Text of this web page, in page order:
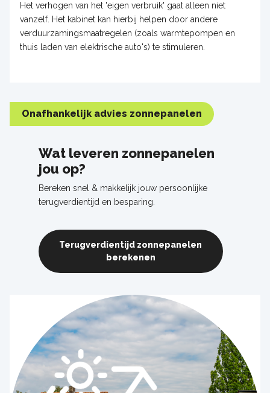
Het verhogen van het 'eigen verbruik' gaat alleen niet
vanzelf. Het kabinet kan hierbij helpen door andere
verduurzamingsmaatregelen (zoals warmtepompen en
thuis laden van elektrische auto's) te stimuleren.
Onafhankelijk advies zonnepanelen
Wat leveren zonnepanelen
jou op?
Bereken snel & makkelijk jouw persoonlijke
terugverdientijd en besparing.
Terugverdientijd zonnepanelen
berekenen